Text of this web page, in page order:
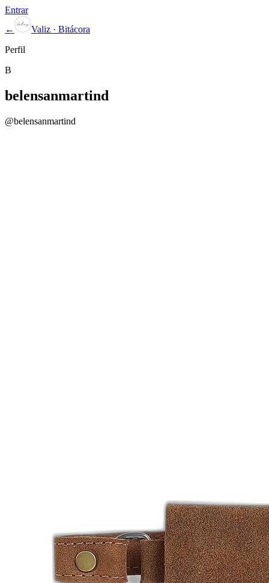
Entrar
←
Valiz · Bitácora
Perfil
B
belensanmartind
@belensanmartind